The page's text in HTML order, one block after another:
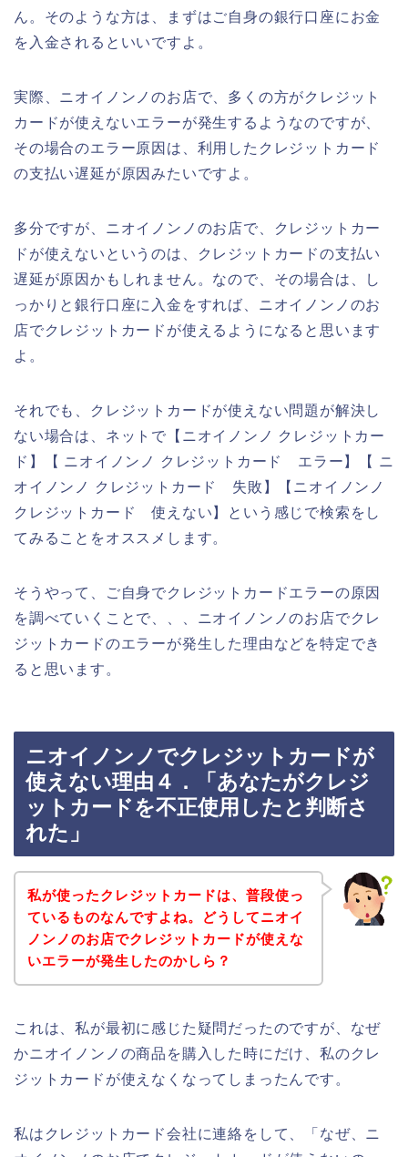
ん。そのような方は、まずはご自身の銀行口座にお金
を入金されるといいですよ。
実際、ニオイノンノのお店で、多くの方がクレジット
カードが使えないエラーが発生するようなのですが、
その場合のエラー原因は、利用したクレジットカード
の支払い遅延が原因みたいですよ。
多分ですが、ニオイノンノのお店で、クレジットカー
ドが使えないというのは、クレジットカードの支払い
遅延が原因かもしれません。なので、その場合は、し
っかりと銀行口座に入金をすれば、ニオイノンノのお
店でクレジットカードが使えるようになると思います
よ。
それでも、クレジットカードが使えない問題が解決し
ない場合は、ネットで【ニオイノンノ クレジットカー
ド】【 ニオイノンノ クレジットカード エラー】【 ニ
オイノンノ クレジットカード 失敗】【ニオイノンノ
クレジットカード 使えない】という感じで検索をし
てみることをオススメします。
そうやって、ご自身でクレジットカードエラーの原因
を調べていくことで、、、ニオイノンノのお店でクレ
ジットカードのエラーが発生した理由などを特定でき
ると思います。
ニオイノンノでクレジットカードが
使えない理由４．「あなたがクレジ
ットカードを不正使用したと判断さ
れた」
私が使ったクレジットカードは、普段使っ
ているものなんですよね。どうしてニオイ
ノンノのお店でクレジットカードが使えな
いエラーが発生したのかしら？
これは、私が最初に感じた疑問だったのですが、なぜ
かニオイノンノの商品を購入した時にだけ、私のクレ
ジットカードが使えなくなってしまったんです。
私はクレジットカード会社に連絡をして、「なぜ、ニ